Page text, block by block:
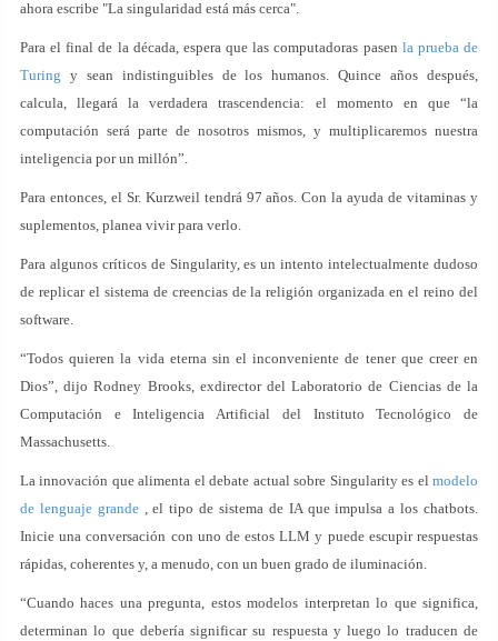
ahora escribe "La singularidad está más cerca".
Para el final de la década, espera que las computadoras pasen la prueba de
Turing y sean indistinguibles de los humanos. Quince años después,
calcula, llegará la verdadera trascendencia: el momento en que “la
computación será parte de nosotros mismos, y multiplicaremos nuestra
inteligencia por un millón”.
Para entonces, el Sr. Kurzweil tendrá 97 años. Con la ayuda de vitaminas y
suplementos, planea vivir para verlo.
Para algunos críticos de Singularity, es un intento intelectualmente dudoso
de replicar el sistema de creencias de la religión organizada en el reino del
software.
“Todos quieren la vida eterna sin el inconveniente de tener que creer en
Dios”, dijo Rodney Brooks, exdirector del Laboratorio de Ciencias de la
Computación e Inteligencia Artificial del Instituto Tecnológico de
Massachusetts.
La innovación que alimenta el debate actual sobre Singularity es el modelo
de lenguaje grande , el tipo de sistema de IA que impulsa a los chatbots.
Inicie una conversación con uno de estos LLM y puede escupir respuestas
rápidas, coherentes y, a menudo, con un buen grado de iluminación.
“Cuando haces una pregunta, estos modelos interpretan lo que significa,
determinan lo que debería significar su respuesta y luego lo traducen de